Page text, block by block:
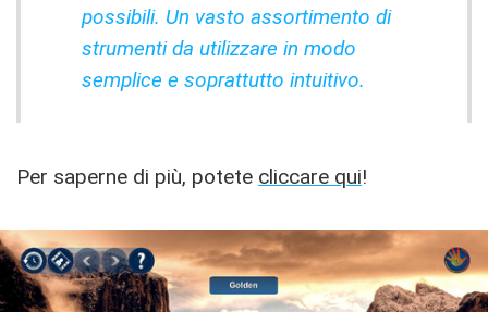
possibili. Un vasto assortimento di
strumenti da utilizzare in modo
semplice e soprattutto intuitivo.
Per saperne di più, potete cliccare qui!